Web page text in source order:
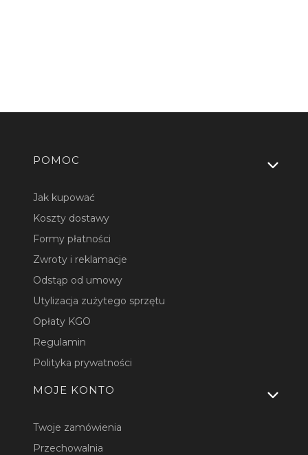
Linki w stopce
POMOC
Jak kupować
Koszty dostawy
Formy płatności
Zwroty i reklamacje
Odstąp od umowy
Utylizacja zużytego sprzętu
Opłaty KGO
Regulamin
Polityka prywatności
MOJE KONTO
Twoje zamówienia
Przechowalnia